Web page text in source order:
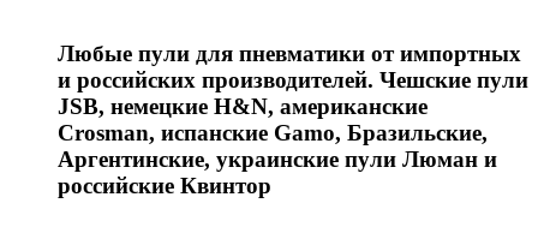
Любые пули для пневматики от импортных
и российских производителей. Чешские пули
JSB, немецкие H&N, американские
Crosman, испанские Gamo, Бразильские,
Аргентинские, украинские пули Люман и
российские Квинтор